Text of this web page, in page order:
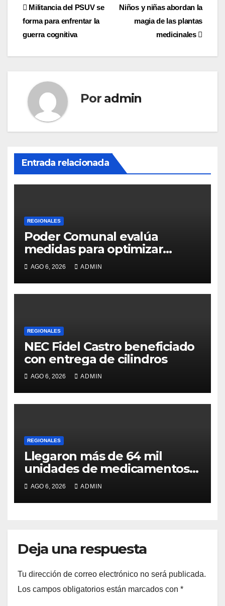
Navegación
de
entradas
Niños y niñas abordan la
magia de las plantas
medicinales
Militancia del PSUV se
forma para enfrentar la
guerra cognitiva
Por admin
Entrada relacionada
REGIONALES
Poder Comunal evalúa
medidas para optimizar
servicio de agua
AGO 6, 2026 ADMIN
REGIONALES
NEC Fidel Castro beneficiado
con entrega de cilindros
AGO 6, 2026 ADMIN
REGIONALES
Llegaron más de 64 mil
unidades de medicamentos e
insumos
AGO 6, 2026 ADMIN
Deja una respuesta
Tu dirección de correo electrónico no será publicada.
Los campos obligatorios están marcados con *